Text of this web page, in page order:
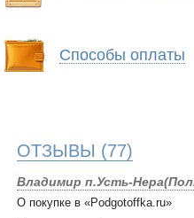
Способы оплаты
ОТЗЫВЫ (77)
Владимир п.Усть-
О покупке в «Podgotoffka.ru»